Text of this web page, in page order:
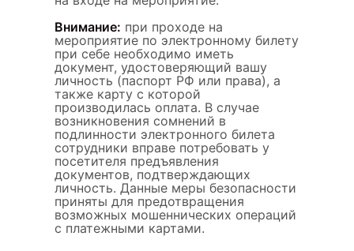
Внимание: при проходе на
мероприятие по электронному билету
при себе необходимо иметь
документ, удостоверяющий вашу
личность (паспорт РФ или права), а
также карту с которой
производилась оплата. В случае
возникновения сомнений в
подлинности электронного билета
сотрудники вправе потребовать у
посетителя предъявления
документов, подтверждающих
личность. Данные меры безопасности
приняты для предотвращения
возможных мошеннических операций
с платежными картами.